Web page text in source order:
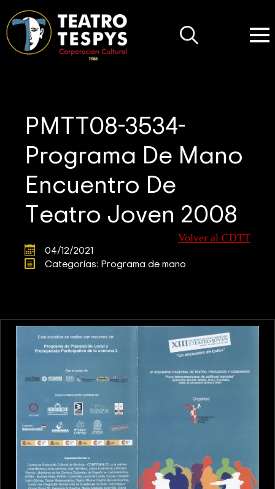
PMTT08-3534-
Programa De Mano
Encuentro De
Teatro Joven 2008
Volver al CDTT
04/12/2021
Categorías: Programa de mano